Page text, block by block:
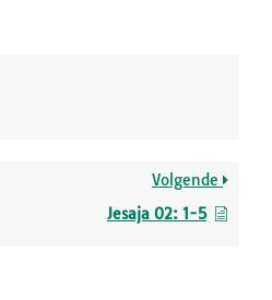
Volgende
Jesaja 02: 1-5